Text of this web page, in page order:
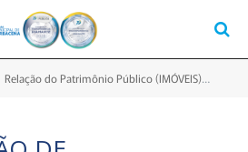
Relação do Patrimônio Público (IMÓVEIS)